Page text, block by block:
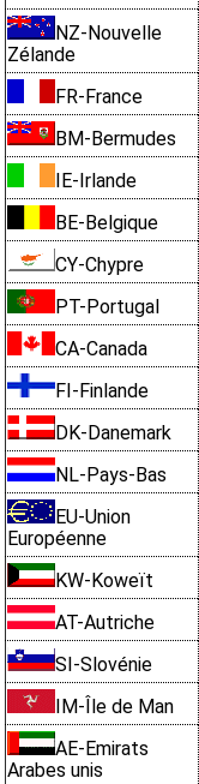
NZ-Nouvelle
Zélande
FR-France
BM-Bermudes
IE-Irlande
BE-Belgique
CY-Chypre
PT-Portugal
CA-Canada
FI-Finlande
DK-Danemark
NL-Pays-Bas
EU-Union
Européenne
KW-Koweït
AT-Autriche
SI-Slovénie
IM-Île de Man
AE-Emirats
Arabes unis